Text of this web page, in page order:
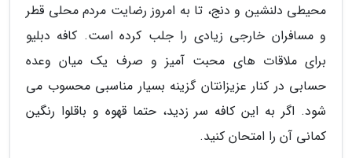
محیطی دلنشین و دنج، تا به امروز رضایت مردم محلی قطر
و مسافران خارجی زیادی را جلب کرده است. کافه دبلیو
برای ملاقات های محبت آمیز و صرف یک میان وعده
حسابی در کنار عزیزانتان گزینه بسیار مناسبی محسوب می
شود. اگر به این کافه سر زدید، حتما قهوه و باقلوا رنگین
کمانی آن را امتحان کنید.